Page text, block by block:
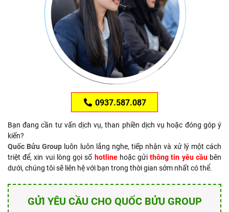
0937.587.087
Bạn đang cần tư vấn dịch vụ, than phiền dịch vụ hoặc đóng góp ý
kiến?
Quốc Bửu Group luôn luôn lắng nghe, tiếp nhận và xử lý một cách
triệt để, xin vui lòng gọi số hotlinehoặc gửithông tin yêu cầubên
dưới, chúng tôi sẽ liên hệ với bạn trong thời gian sớm nhất có thể.
GỬI YÊU CẦU CHO QUỐC BỬU GROUP